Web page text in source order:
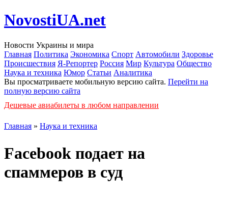
NovostiUA.net
Новости Украины и мира
Главная Политика Экономика Спорт Автомобили Здоровье
Происшествия Я-Репортер Россия Мир Культура Общество
Наука и техника Юмор Статьи Аналитика
Вы просматриваете мобильную версию сайта. Перейти на
полную версию сайта
Дешевые авиабилеты в любом направлении
Главная » Наука и техника
Facebook подает на
спаммеров в суд